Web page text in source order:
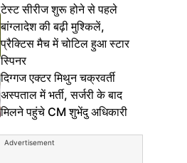
टेस्ट सीरीज शुरू होने से पहले
बांग्लादेश की बढ़ी मुश्किलें,
प्रैक्टिस मैच में चोटिल हुआ स्टार
स्पिनर
दिग्गज एक्टर मिथुन चक्रवर्ती
अस्पताल में भर्ती, सर्जरी के बाद
मिलने पहुंचे CM शुभेंदु अधिकारी
Advertisement